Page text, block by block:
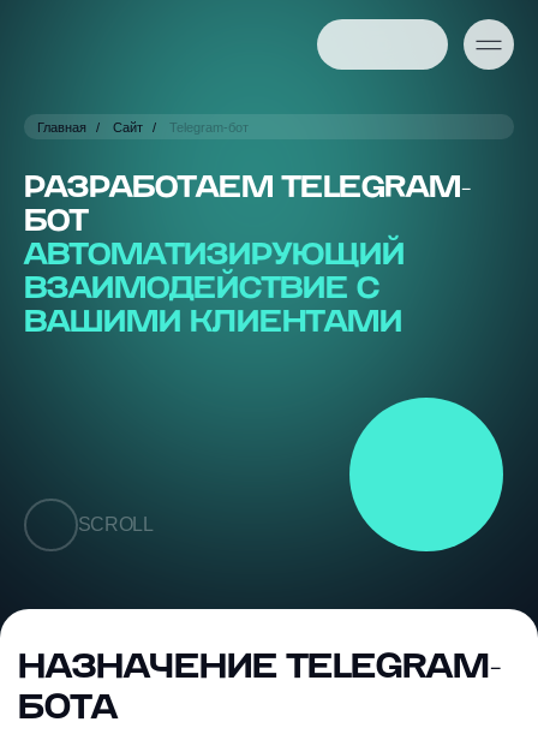
Главная Сайт Telegram-бот
РАЗРАБОТАЕМ TELEGRAM-
БОТ
АВТОМАТИЗИРУЮЩИЙ
ВЗАИМОДЕЙСТВИЕ С
ВАШИМИ КЛИЕНТАМИ
SCROLL
НАЗНАЧЕНИЕ TELEGRAM-
БОТА